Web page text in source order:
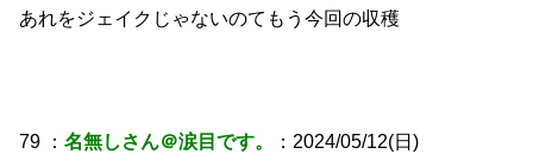
あれをジェイクじゃないのてもう今回の収穫
79 ：名無しさん＠涙目です。
：2024/05/12(日)